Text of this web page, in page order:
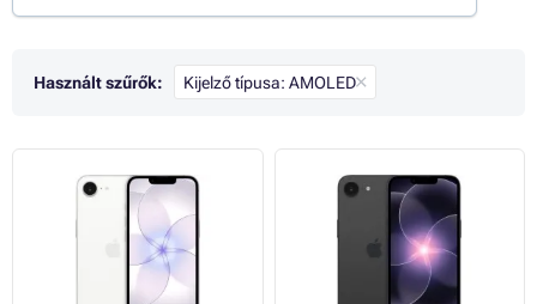
Használt szűrők: Kijelző típusa: AMOLED